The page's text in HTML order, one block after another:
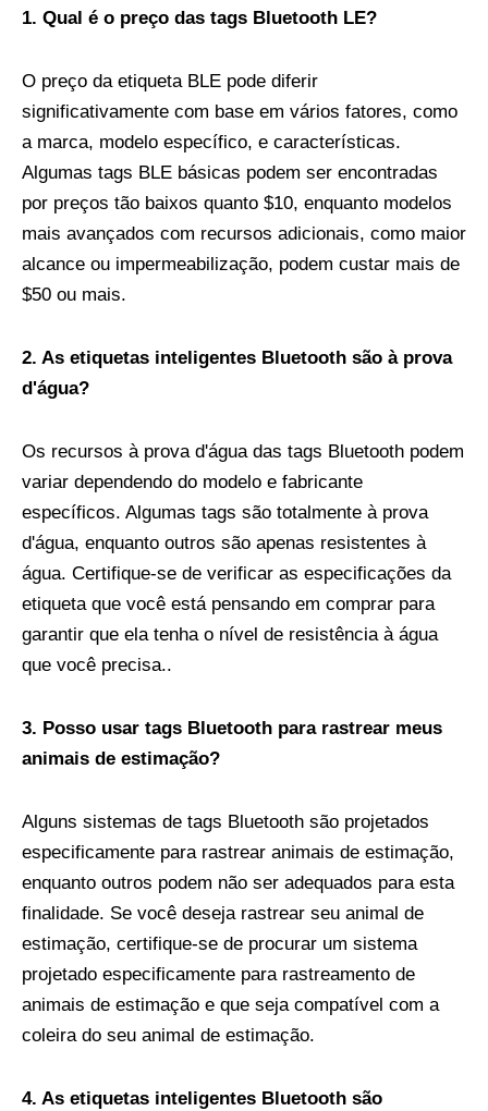
1. Qual é o preço das tags Bluetooth LE?
O preço da etiqueta BLE pode diferir
significativamente com base em vários fatores, como
a marca, modelo específico, e características.
Algumas tags BLE básicas podem ser encontradas
por preços tão baixos quanto $10, enquanto modelos
mais avançados com recursos adicionais, como maior
alcance ou impermeabilização, podem custar mais de
$50 ou mais.
2. As etiquetas inteligentes Bluetooth são à prova
d'água?
Os recursos à prova d'água das tags Bluetooth podem
variar dependendo do modelo e fabricante
específicos. Algumas tags são totalmente à prova
d'água, enquanto outros são apenas resistentes à
água. Certifique-se de verificar as especificações da
etiqueta que você está pensando em comprar para
garantir que ela tenha o nível de resistência à água
que você precisa..
3. Posso usar tags Bluetooth para rastrear meus
animais de estimação?
Alguns sistemas de tags Bluetooth são projetados
especificamente para rastrear animais de estimação,
enquanto outros podem não ser adequados para esta
finalidade. Se você deseja rastrear seu animal de
estimação, certifique-se de procurar um sistema
projetado especificamente para rastreamento de
animais de estimação e que seja compatível com a
coleira do seu animal de estimação.
4. As etiquetas inteligentes Bluetooth são